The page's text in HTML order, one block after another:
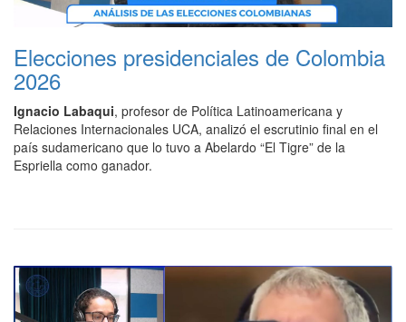
Elecciones presidenciales de Colombia
2026
Ignacio Labaqui, profesor de Política Latinoamericana y
Relaciones Internacionales UCA, analizó el escrutinio final en el
país sudamericano que lo tuvo a Abelardo “El Tigre” de la
Espriella como ganador.